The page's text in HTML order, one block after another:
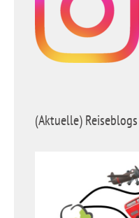
(Aktuelle)